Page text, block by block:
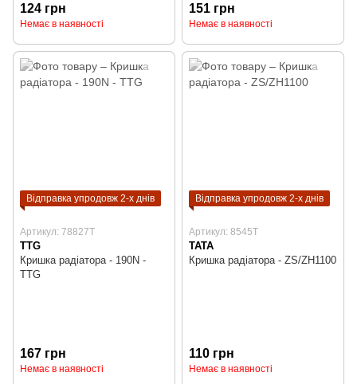
124 грн
Немає в наявності
151 грн
Немає в наявності
Відправка упродовж 2-х днів
Артикул: 78827T
TTG
Кришка радіатора - 190N -
TTG
167 грн
Немає в наявності
Відправка упродовж 2-х днів
Артикул: 8545T
TATA
Кришка радіатора - ZS/ZH1100
110 грн
Немає в наявності